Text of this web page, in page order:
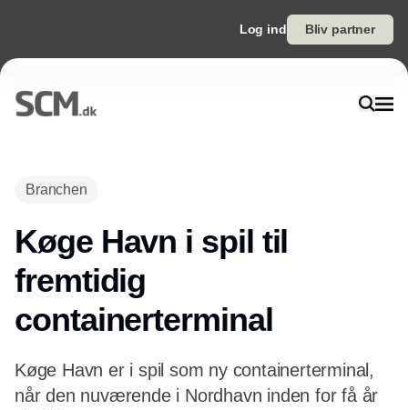
Log ind Bliv partner
Branchen
Køge Havn i spil til
fremtidig
containerterminal
Køge Havn er i spil som ny containerterminal,
når den nuværende i Nordhavn inden for få år